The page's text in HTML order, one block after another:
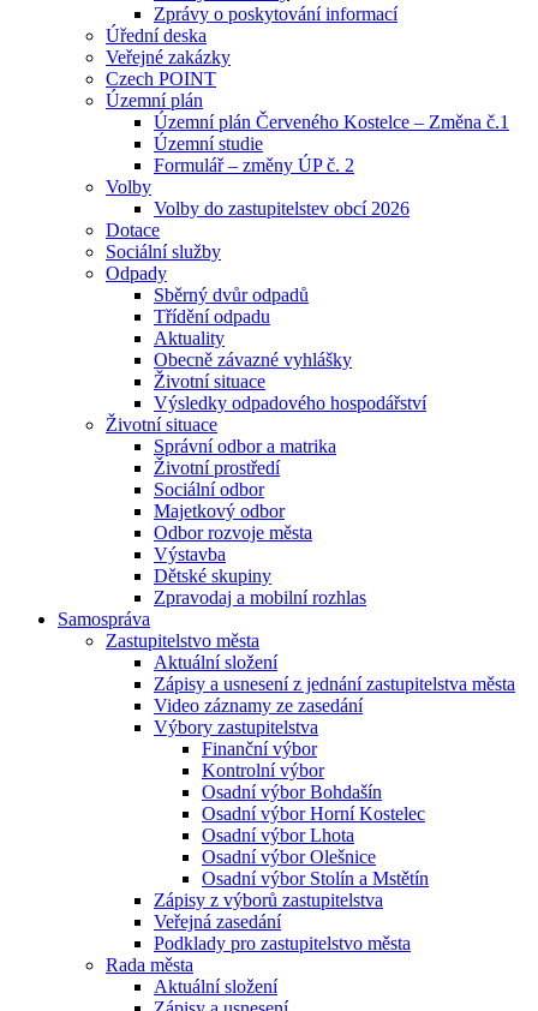
Zprávy o poskytování informací
Úřední deska
Veřejné zakázky
Czech POINT
Územní plán
Územní plán Červeného Kostelce – Změna č.1
Územní studie
Formulář – změny ÚP č. 2
Volby
Volby do zastupitelstev obcí 2026
Dotace
Sociální služby
Odpady
Sběrný dvůr odpadů
Třídění odpadu
Aktuality
Obecně závazné vyhlášky
Životní situace
Výsledky odpadového hospodářství
Životní situace
Správní odbor a matrika
Životní prostředí
Sociální odbor
Majetkový odbor
Odbor rozvoje města
Výstavba
Dětské skupiny
Zpravodaj a mobilní rozhlas
Samospráva
Zastupitelstvo města
Aktuální složení
Zápisy a usnesení z jednání zastupitelstva města
Video záznamy ze zasedání
Výbory zastupitelstva
Finanční výbor
Kontrolní výbor
Osadní výbor Bohdašín
Osadní výbor Horní Kostelec
Osadní výbor Lhota
Osadní výbor Olešnice
Osadní výbor Stolín a Mstětín
Zápisy z výborů zastupitelstva
Veřejná zasedání
Podklady pro zastupitelstvo města
Rada města
Aktuální složení